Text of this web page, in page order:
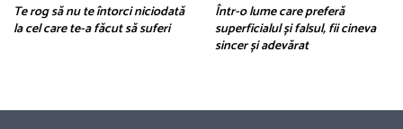
Te rog să nu te întorci niciodată
la cel care te-a făcut să suferi
Într-o lume care preferă
superficialul și falsul, fii cineva
sincer și adevărat